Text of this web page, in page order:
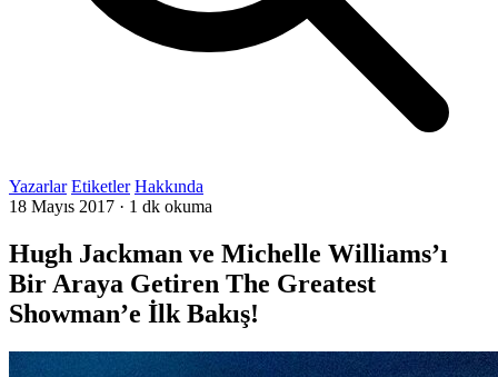
Yazarlar Etiketler Hakkında
18 Mayıs 2017 · 1 dk okuma
Hugh Jackman ve Michelle Williams’ı
Bir Araya Getiren The Greatest
Showman’e İlk Bakış!